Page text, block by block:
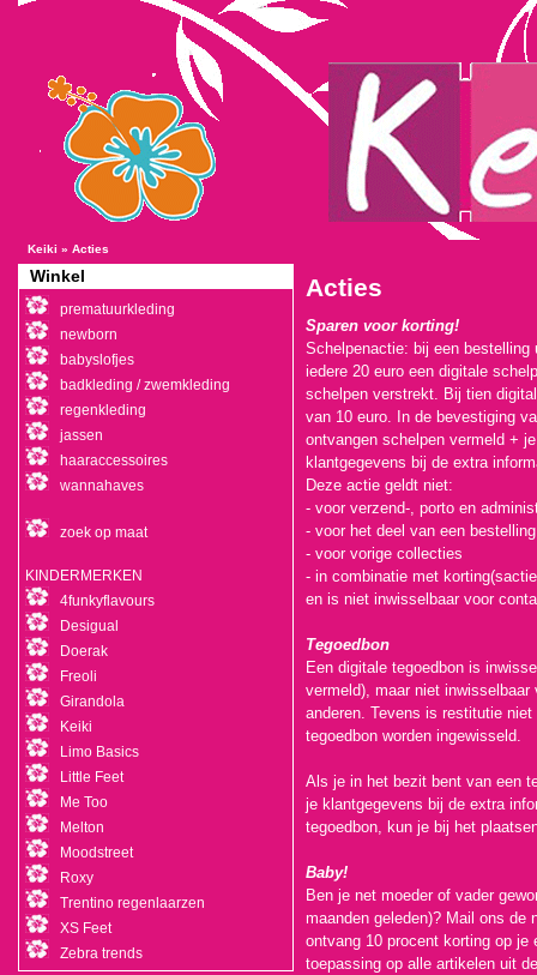
Keiki » Acties
Acties
Sparen voor korting!
Schelpenactie: bij een
iedere 20 euro een digitale
schelpen verstrekt. Bij tien
van 10 euro. In de bevestiging
ontvangen schelpen vermeld +
klantgegevens bij de extra
Deze actie geldt niet:
- voor verzend-, porto en
- voor het deel van een
- voor vorige collecties
- in combinatie met
en is niet inwisselbaar voor
Tegoedbon
Een digitale tegoedbon is
vermeld), maar niet inwisselbaar
anderen. Tevens is restitutie
tegoedbon worden ingewisseld.
Als je in het bezit bent van een
je klantgegevens bij de extra
tegoedbon, kun je bij het
Baby!
Ben je net moeder of vader
maanden geleden)? Mail ons de
ontvang 10 procent korting op
toepassing op alle artikelen uit
Winkel
prematuurkleding
newborn
babyslofjes
badkleding / zwemkleding
regenkleding
jassen
haaraccessoires
wannahaves
zoek op maat
KINDERMERKEN
4funkyflavours
Desigual
Doerak
Freoli
Girandola
Keiki
Limo Basics
Little Feet
Me Too
Melton
Moodstreet
Roxy
Trentino regenlaarzen
XS Feet
Zebra trends